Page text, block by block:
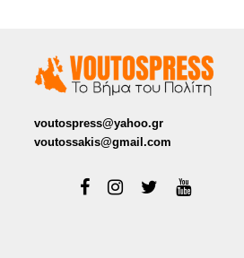
voutospress@yahoo.gr
voutossakis@gmail.com